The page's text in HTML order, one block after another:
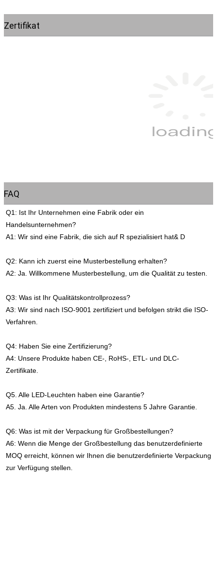
Zertifikat
FAQ
Q1: Ist Ihr Unternehmen eine Fabrik oder ein
Handelsunternehmen?
A1: Wir sind eine Fabrik, die sich auf R spezialisiert hat& D
Q2: Kann ich zuerst eine Musterbestellung erhalten?
A2: Ja. Willkommene Musterbestellung, um die Qualität zu testen.
Q3: Was ist Ihr Qualitätskontrollprozess?
A3: Wir sind nach ISO-9001 zertifiziert und befolgen strikt die ISO-
Verfahren.
Q4: Haben Sie eine Zertifizierung?
A4: Unsere Produkte haben CE-, RoHS-, ETL- und DLC-
Zertifikate.
Q5. Alle LED-Leuchten haben eine Garantie?
A5. Ja. Alle Arten von Produkten mindestens 5 Jahre Garantie.
Q6: Was ist mit der Verpackung für Großbestellungen?
A6: Wenn die Menge der Großbestellung das benutzerdefinierte
MOQ erreicht, können wir Ihnen die benutzerdefinierte Verpackung
zur Verfügung stellen.